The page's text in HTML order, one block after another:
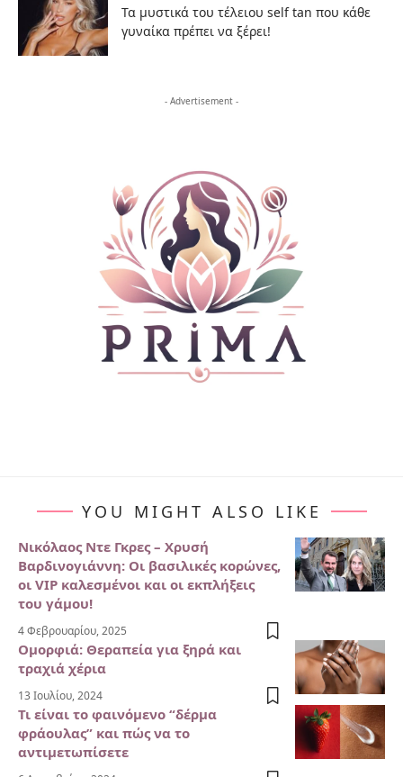
Τα μυστικά του τέλειου self tan που κάθε
γυναίκα πρέπει να ξέρει!
- Advertisement -
YOU MIGHT ALSO LIKE
Νικόλαος Ντε Γκρες – Χρυσή
Βαρδινογιάννη: Οι βασιλικές κορώνες,
οι VIP καλεσμένοι και οι εκπλήξεις
του γάμου!
4 Φεβρουαρίου, 2025
Ομορφιά: Θεραπεία για ξηρά και
τραχιά χέρια
13 Ιουλίου, 2024
Τι είναι το φαινόμενο “δέρμα
φράουλας” και πώς να το
αντιμετωπίσετε